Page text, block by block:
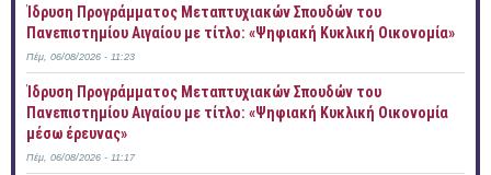
Ίδρυση Προγράμματος Μεταπτυχιακών Σπουδών του
Πανεπιστημίου Αιγαίου με τίτλο: «Ψηφιακή Κυκλική Οικονομία»
Πέμ, 06/08/2026 - 11:23
Ίδρυση Προγράμματος Μεταπτυχιακών Σπουδών του
Πανεπιστημίου Αιγαίου με τίτλο: «Ψηφιακή Κυκλική Οικονομία
μέσω έρευνας»
Πέμ, 06/08/2026 - 11:17